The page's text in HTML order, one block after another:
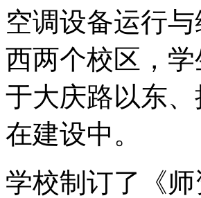
空调设备运行
西两个校区，
于大庆路以东
在建设中。
学校制订了《